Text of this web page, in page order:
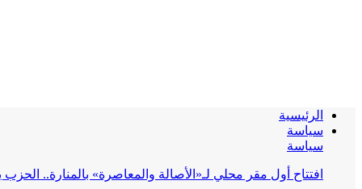
الرئيسية
سياسة
سياسة
افتتاح أول مقر محلي لـ«الأصالة والمعاصرة» بالمنارة..